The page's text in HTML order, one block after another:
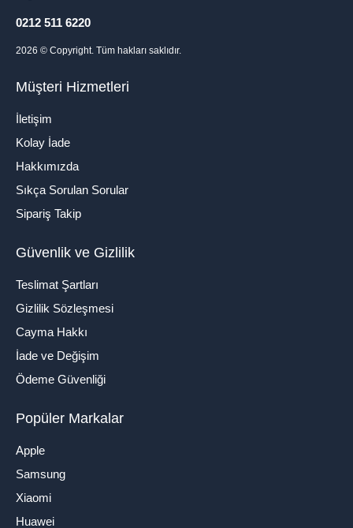
0212 511 6220
2026 © Copyright. Tüm hakları saklıdır.
Müşteri Hizmetleri
İletişim
Kolay İade
Hakkımızda
Sıkça Sorulan Sorular
Sipariş Takip
Güvenlik ve Gizlilik
Teslimat Şartları
Gizlilik Sözleşmesi
Cayma Hakkı
İade ve Değişim
Ödeme Güvenliği
Popüler Markalar
Apple
Samsung
Xiaomi
Huawei